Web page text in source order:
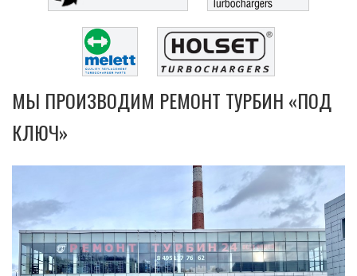
МЫ ПРОИЗВОДИМ РЕМОНТ ТУРБИН «ПОД
КЛЮЧ»